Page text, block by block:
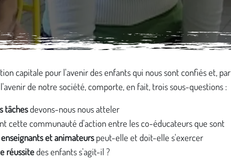
capitale pour l'avenir des enfants qui nous sont confiés et, par
de notre société, comporte, en fait, trois sous-questions :
tâchesdevons-nous nous atteler
cette communauté d'action entre les co-éducateurs que sont
et animateurspeut-elle et doit-elle s'exercer
réussitedes enfants s'agit-il ?